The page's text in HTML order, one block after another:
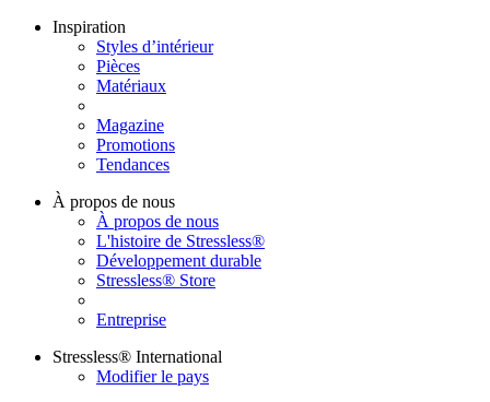
Inspiration
Styles d’intérieur
Pièces
Matériaux
Magazine
Promotions
Tendances
À propos de nous
À propos de nous
L'histoire de Stressless®
Développement durable
Stressless® Store
Entreprise
Stressless® International
Modifier le pays